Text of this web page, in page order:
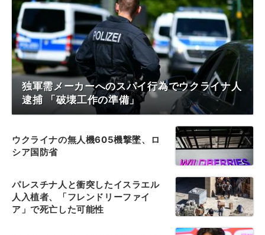
独軍需メーカーへのスパイ行為でウクライナ人
逮捕 「破壊工作の準備」
ウクライナの無人機605機撃墜、ロ
シア国防省
パレスチナ人と衝突したイスラエル
人入植者、「フレンドリーファイ
ア」で死亡した可能性